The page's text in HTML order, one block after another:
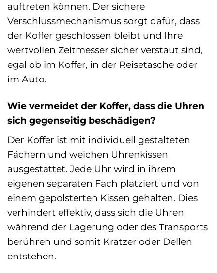
auftreten können. Der sichere
Verschlussmechanismus sorgt dafür, dass
der Koffer geschlossen bleibt und Ihre
wertvollen Zeitmesser sicher verstaut sind,
egal ob im Koffer, in der Reisetasche oder
im Auto.
Wie vermeidet der Koffer, dass die Uhren
sich gegenseitig beschädigen?
Der Koffer ist mit individuell gestalteten
Fächern und weichen Uhrenkissen
ausgestattet. Jede Uhr wird in ihrem
eigenen separaten Fach platziert und von
einem gepolsterten Kissen gehalten. Dies
verhindert effektiv, dass sich die Uhren
während der Lagerung oder des Transports
berühren und somit Kratzer oder Dellen
entstehen.